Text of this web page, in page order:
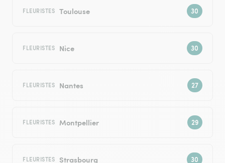
FLEURISTES Toulouse
FLEURISTES Nice
FLEURISTES Nantes
FLEURISTES Montpellier
FLEURISTES Strasbourg